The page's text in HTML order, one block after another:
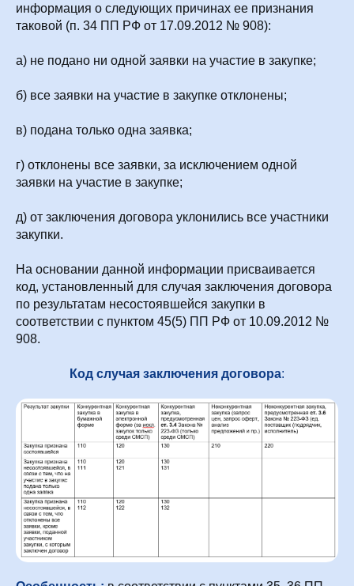
информация о следующих причинах ее признания
таковой (п. 34 ПП РФ от 17.09.2012 № 908):
а) не подано ни одной заявки на участие в закупке;
б) все заявки на участие в закупке отклонены;
в) подана только одна заявка;
г) отклонены все заявки, за исключением одной
заявки на участие в закупке;
д) от заключения договора уклонились все участники
закупки.
На основании данной информации присваивается
код, установленный для случая заключения договора
по результатам несостоявшейся закупки в
соответствии с пунктом 45(5) ПП РФ от 10.09.2012 №
908.
Код случая заключения договора: